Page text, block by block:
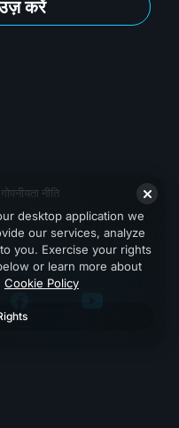
करें
गोपनीयता नीति
desktop application we
our services, analyze
you. Exercise your rights
or learn more about
Cookie Policy